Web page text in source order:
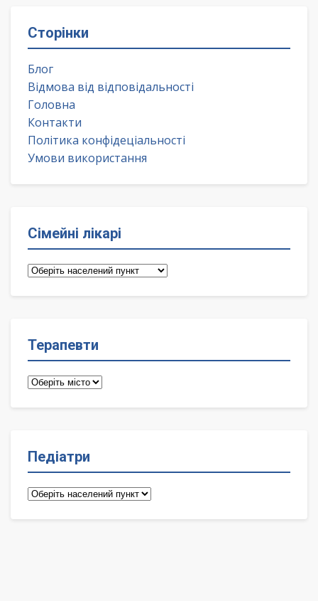
Сторінки
Блог
Відмова від відповідальності
Головна
Контакти
Політика конфідеціальності
Умови використання
Сімейні лікарі
Сімейні
Терапевти
Терапевти
Педіатри
Педіатри